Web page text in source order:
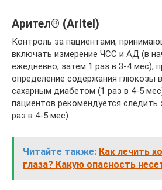
Арител® (Aritel)
Контроль за пациентами,
включать измерение ЧСС и АД (в
ежедневно, затем 1 раз в 3-4 мес),
определение содержания глюкозы
сахарным диабетом (1 раз в 4-5
пациентов рекомендуется следить
раз в 4-5 мес).
Читайте также: Как лечить
глаза? Какую опасность